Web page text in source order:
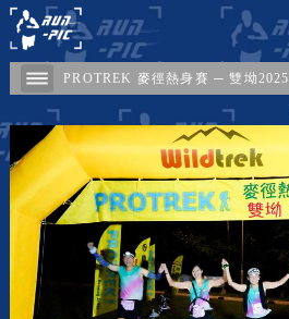
PROTREK 麥徑熱身賽 ─ 雙坳2025